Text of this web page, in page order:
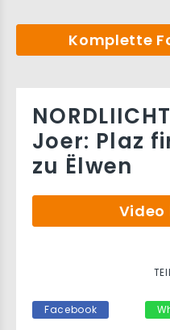
Komplette
Joer: Plaz
zu Ëlwen
Video
Facebook